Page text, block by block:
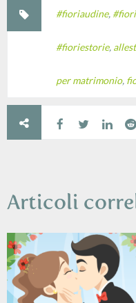
#fioriaudine,
#fioriestorie,
per matrimonio,
Articoli